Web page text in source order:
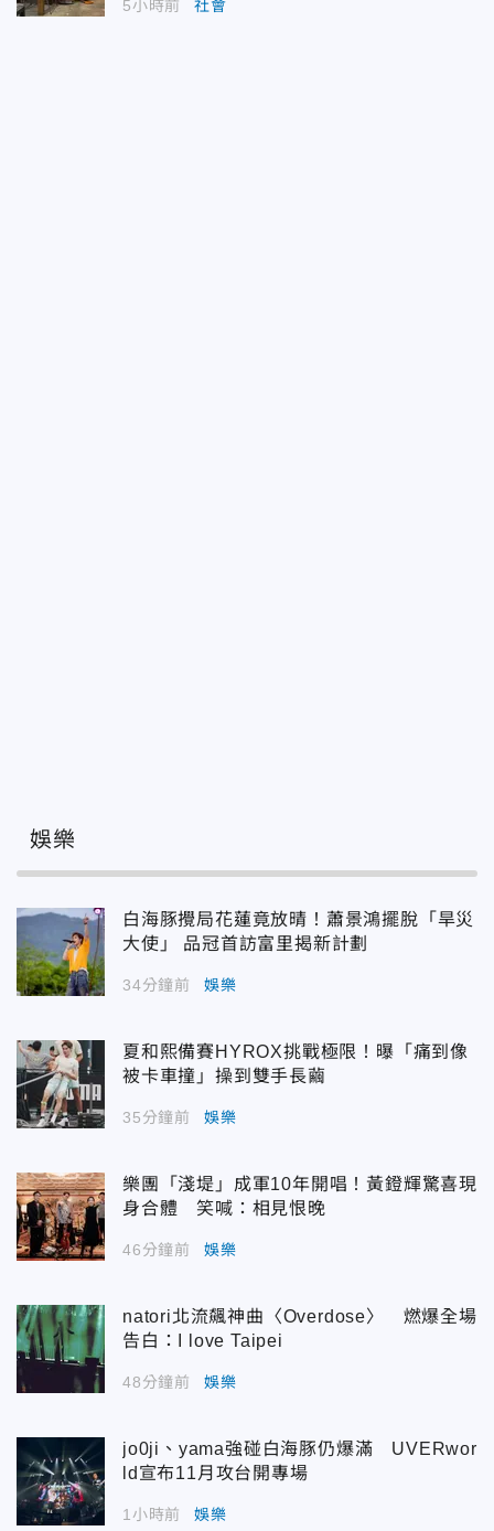
5小時前 社會
娛樂
白海豚攪局花蓮竟放晴！蕭景鴻擺脫「旱災
大使」 品冠首訪富里揭新計劃
34分鐘前 娛樂
夏和熙備賽HYROX挑戰極限！曝「痛到像
被卡車撞」操到雙手長繭
35分鐘前 娛樂
樂團「淺堤」成軍10年開唱！黃鐙輝驚喜現
身合體 笑喊：相見恨晚
46分鐘前 娛樂
natori北流飆神曲〈Overdose〉 燃爆全場
告白：I love Taipei
48分鐘前 娛樂
jo0ji、yama強碰白海豚仍爆滿 UVERwor
ld宣布11月攻台開專場
1小時前 娛樂